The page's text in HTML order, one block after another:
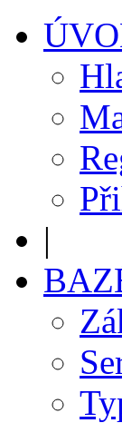
|